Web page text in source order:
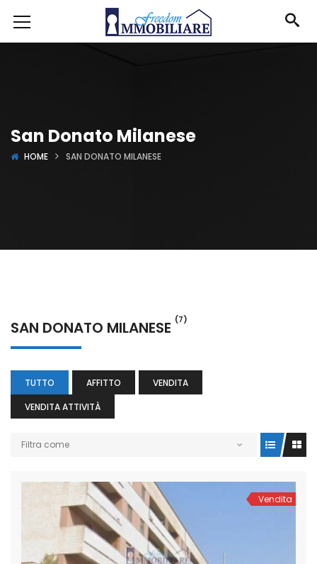
San Donato Milanese
HOME SAN DONATO MILANESE
SAN DONATO MILANESE (7)
TUTTO AFFITTO
VENDITA
VENDITA ATTIVITÀ
Filtra come
Vendita